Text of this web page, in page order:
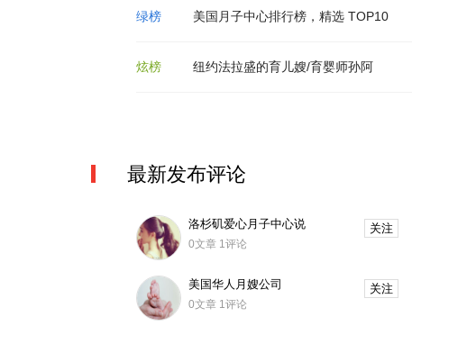
美国月子中心排行榜，精选 TOP10
纽约法拉盛的育儿嫂/育婴师孙阿
最新发布评论
关注
洛杉矶爱心月子中心说
0文章 1评论
关注
美国华人月嫂公司
0文章 1评论